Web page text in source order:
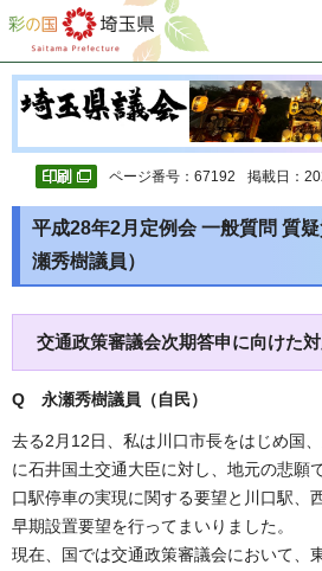
彩の国 埼玉県
ページ番号：67192 掲載日：
平成28年2月定例会 一般質問 質
瀬秀樹議員）
交通政策審議会次期答申に向けた
Q 永瀬秀樹議員（自民）
去る2月12日、私は川口市長をはじめ国
に石井国土交通大臣に対し、地元の悲願
口駅停車の実現に関する要望と川口駅、
早期設置要望を行ってまいりました。
現在、国では交通政策審議会において、